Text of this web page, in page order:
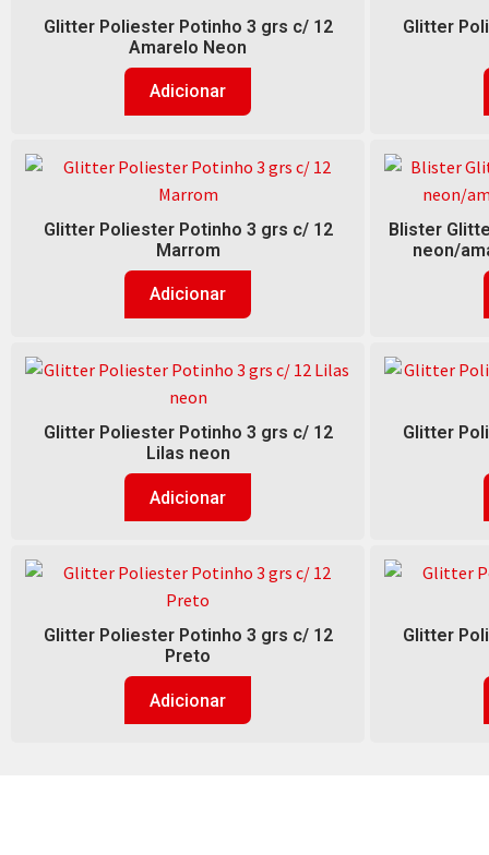
Glitter Poliester Potinho 3 grs c/ 12
Amarelo Neon
Adicionar
Glitter
Glitter Poliester Potinho 3 grs c/ 12
Marrom
Adicionar
Blister
neon/
Glitter Poliester Potinho 3 grs c/ 12
Lilas neon
Adicionar
Glitter
Glitter Poliester Potinho 3 grs c/ 12
Preto
Adicionar
Glitter